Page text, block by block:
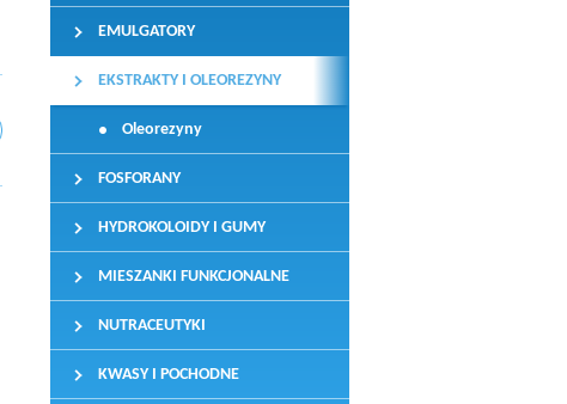
EMULGATORY
EKSTRAKTY I OLEOREZYNY
Oleorezyny
FOSFORANY
HYDROKOLOIDY I GUMY
MIESZANKI FUNKCJONALNE
NUTRACEUTYKI
KWASY I POCHODNE